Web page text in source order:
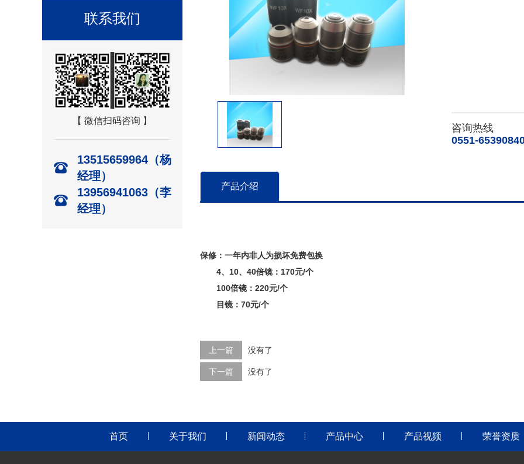
联系我们
【 微信扫码咨询 】
13515659964（杨
经理）
13956941063（李
经理）
咨询热线
0551-
产品介绍
保修：一年内非人为损坏免费包换
4、10、40倍镜：170元/个
100倍镜：220元/个
目镜：70元/个
上一篇 没有了
下一篇 没有了
首页 关于我们 新闻动态 产品中心 产品视频 荣誉资质